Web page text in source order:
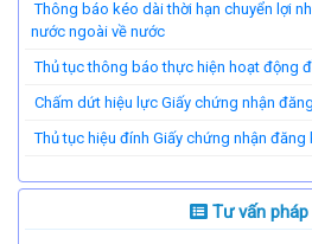
Thông báo kéo dài thời hạn chuyển lợi
nước ngoài về nước
Thủ tục thông báo thực hiện hoạt động
Chấm dứt hiệu lực Giấy chứng nhận
Thủ tục hiệu đính Giấy chứng nhận
Tư vấn